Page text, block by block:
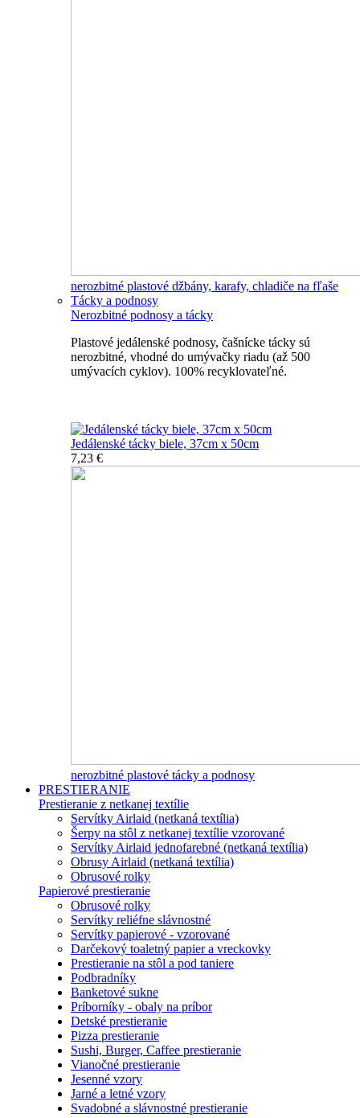
nerozbitné plastové džbány, karafy, chladiče na fľaše
Tácky a podnosy
Nerozbitné podnosy a tácky
Plastové jedálenské podnosy, čašnícke tácky sú
nerozbitné, vhodné do umývačky riadu (až 500
umývacích cyklov). 100% recyklovateľné.
Jedálenské tácky biele, 37cm x 50cm
7,23 €
nerozbitné plastové tácky a podnosy
PRESTIERANIE
Prestieranie z netkanej textílie
Servítky Airlaid (netkaná textília)
Šerpy na stôl z netkanej textílie vzorované
Servítky Airlaid jednofarebné (netkaná textília)
Obrusy Airlaid (netkaná textília)
Obrusové rolky
Papierové prestieranie
Obrusové rolky
Servítky reliéfne slávnostné
Servítky papierové - vzorované
Darčekový toaletný papier a vreckovky
Prestieranie na stôl a pod taniere
Podbradníky
Banketové sukne
Príborníky - obaly na príbor
Detské prestieranie
Pizza prestieranie
Sushi, Burger, Caffee prestieranie
Vianočné prestieranie
Jesenné vzory
Jarné a letné vzory
Svadobné a slávnostné prestieranie